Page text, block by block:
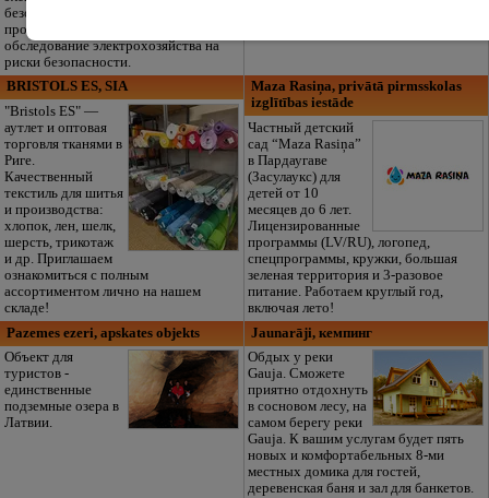
безопасности и слабых токов,
проектирование, замеры и
обследование электрохозяйства на
риски безопасности.
BRISTOLS ES, SIA
"Bristols ES" —
аутлет и оптовая
торговля тканями в
Риге.
Качественный
текстиль для шитья
и производства:
хлопок, лен, шелк,
шерсть, трикотаж
и др. Приглашаем
ознакомиться с полным
ассортиментом лично на нашем
складе!
Maza Rasiņa, privātā pirmsskolas
izglītības iestāde
Частный детский
сад “Maza Rasiņa”
в Пардаугаве
(Засулаукс) для
детей от 10
месяцев до 6 лет.
Лицензированные
программы (LV/RU), логопед,
спецпрограммы, кружки, большая
зеленая территория и 3-разовое
питание. Работаем круглый год,
включая лето!
Pazemes ezeri, apskates objekts
Объект для
туристов -
единственные
подземные озера в
Латвии.
Jaunarāji, кемпинг
Обдых у реки
Gauja. Сможете
приятно отдохнуть
в сосновом лесу, на
самом берегу реки
Gauja. К вашим услугам будет пять
новых и комфортабельных 8-ми
местных домика для гостей,
деревенская баня и зал для банкетов.